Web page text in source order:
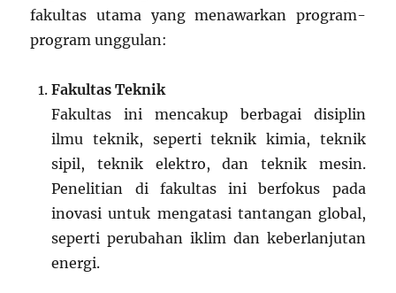
fakultas utama yang menawarkan program-
program unggulan:
Fakultas Teknik
Fakultas ini mencakup berbagai disiplin
ilmu teknik, seperti teknik kimia, teknik
sipil, teknik elektro, dan teknik mesin.
Penelitian di fakultas ini berfokus pada
inovasi untuk mengatasi tantangan global,
seperti perubahan iklim dan keberlanjutan
energi.